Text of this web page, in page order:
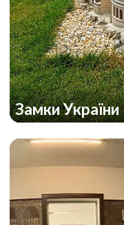
Замки України